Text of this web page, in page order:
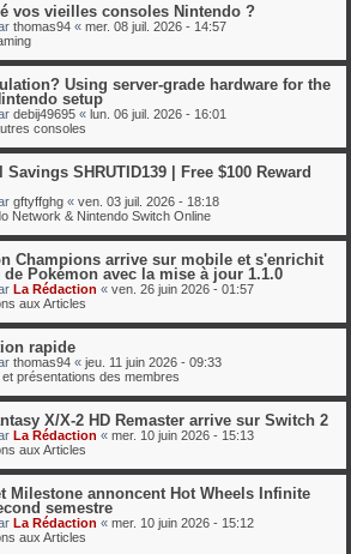
vos vieilles consoles Nintendo ?
thomas94 « mer. 08 juil. 2026 - 14:57
Using server-grade hardware for the
setup
debij49695 « lun. 06 juil. 2026 - 16:01
consoles
Savings SHRUTID139 | Free $100 Reward
gftyffghg « ven. 03 juil. 2026 - 18:18
Network & Nintendo Switch Online
Champions arrive sur mobile et s'enrichit
Pokémon avec la mise à jour 1.1.0
La Rédaction « ven. 26 juin 2026 - 01:57
aux Articles
rapide
thomas94 « jeu. 11 juin 2026 - 09:33
présentations des membres
X/X-2 HD Remaster arrive sur Switch 2
La Rédaction « mer. 10 juin 2026 - 15:13
aux Articles
Milestone annoncent Hot Wheels Infinite
semestre
La Rédaction « mer. 10 juin 2026 - 15:12
aux Articles